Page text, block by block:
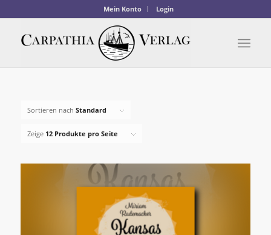
Mein Konto Login
Sortieren nach Standard
Zeige 12 Produkte pro Seite